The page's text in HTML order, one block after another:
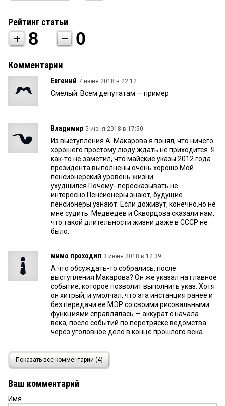
Рейтинг статьи
8 0
Комментарии
Евгений 7 июня 2018 в 22:12:
Смелый. Всем депутатам — пример
Владимир 5 июня 2018 в 17:50:
Из выступления А. Макарова я понял, что ничего
хорошего простому люду ждать не приходится. Я
как-то не заметил, что майские указы 2012 года
президента выполнены очень хорошо.Мой
пенсионерский уровень жизни
ухудшился.Почему- пересказывать не
интересно.Пенсионеры знают, будущие
пенсионеры узнают. Если доживут, конечно,но не
мне судить. Медведев и Скворцова сказали нам,
что такой длительности жизни даже в СССР не
было.
мимо проходил 3 июня 2018 в 12:39:
А что обсуждать-то собрались, после
выступления Макарова? Он же указал на главное
событие, которое позволит выполнить указ. Хотя
он хитрый, и умолчал, что эта инстанция ранее и
без передачи ее МЭР со своими рисовальными
функциями справлялась — аккурат с начала
века, после событий по перетряске ведомства
через уголовное дело в конце прошлого века.
2 июня 2018 в 06:31:
Федеральная власть задачи перед регионами
Показать все комментарии (4)
Ваш комментарий
Имя